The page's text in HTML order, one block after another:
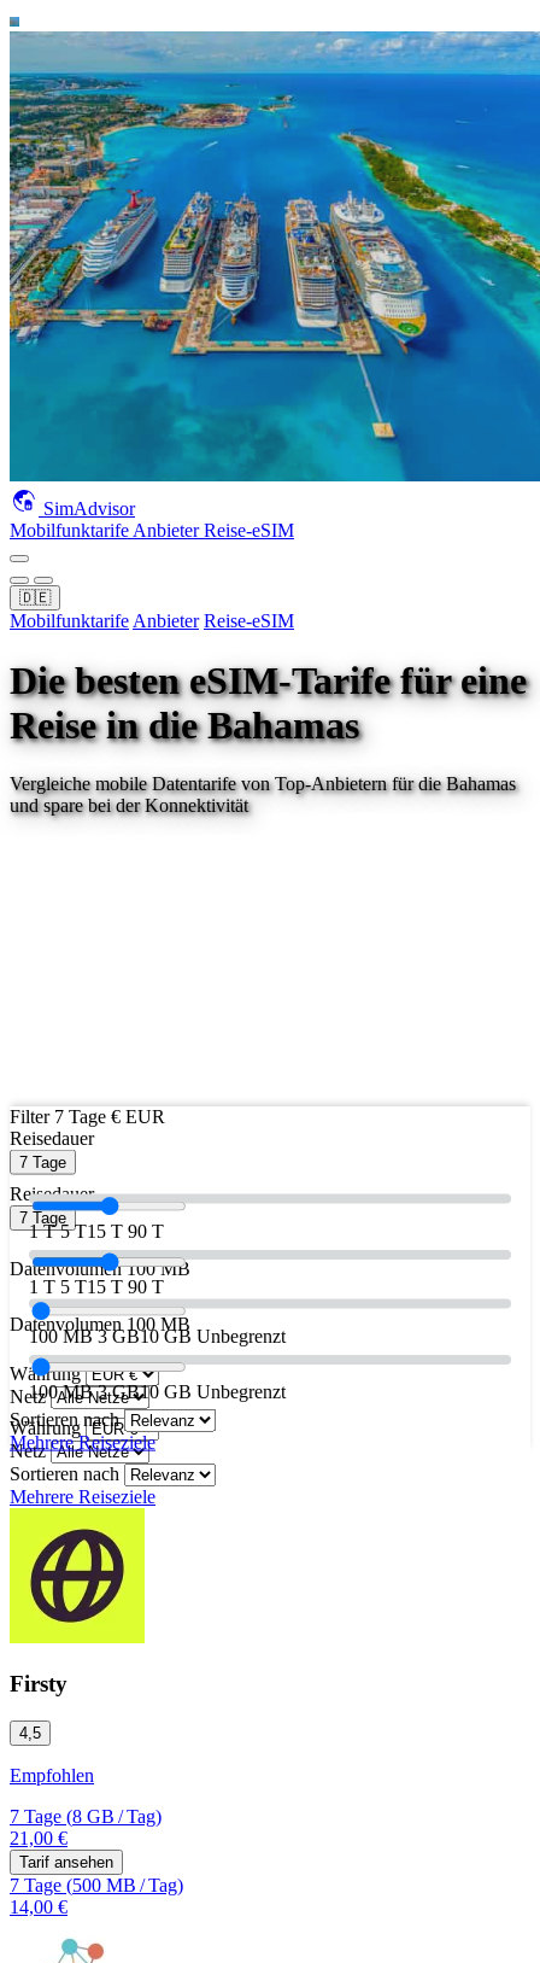
SimAdvisor
Mobilfunktarife AnbieterReise-eSIM
🇩🇪
Mobilfunktarife Anbieter Reise-eSIM
Die besten eSIM-Tarife für eine
Reisein die Bahamas
Vergleiche mobile Datentarife von Top-Anbietern fürdie Bahamas
und spare bei der Konnektivität
Filter 7 Tage € EUR
Reisedauer
7 Tage
1 T 5 T15 T 90 T
Datenvolumen 100 MB
100 MB 3 GB10 GB Unbegrenzt
Währung
Netz
Sortieren nach
Mehrere Reiseziele
Reisedauer
7 Tage
1 T 5 T15 T 90 T
Datenvolumen 100 MB
100 MB 3 GB10 GB Unbegrenzt
Währung
Netz
Sortieren nach
Mehrere Reiseziele
Firsty
4,5
Empfohlen
7 Tage (8 GB /Tag)
21,00 €
Tarif ansehen
7 Tage (500 MB /Tag)
14,00 €